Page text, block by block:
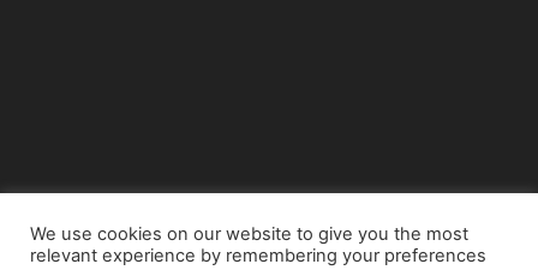
We use cookies on our website to give you the most
relevant experience by remembering your preferences